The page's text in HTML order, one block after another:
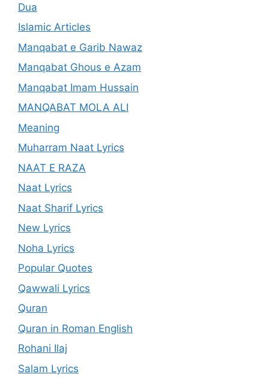
Dua
Islamic Articles
Manqabat e Garib Nawaz
Manqabat Ghous e Azam
Manqabat Imam Hussain
MANQABAT MOLA ALI
Meaning
Muharram Naat Lyrics
NAAT E RAZA
Naat Lyrics
Naat Sharif Lyrics
New Lyrics
Noha Lyrics
Popular Quotes
Qawwali Lyrics
Quran
Quran in Roman English
Rohani Ilaj
Salam Lyrics